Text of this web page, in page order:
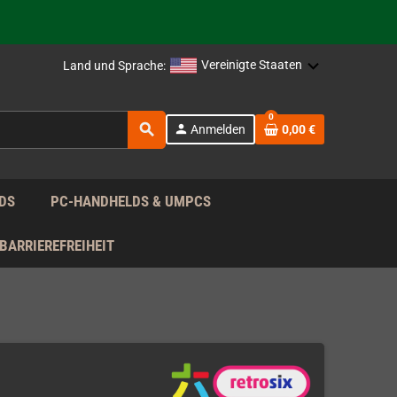
Land und Sprache: Vereinigte Staaten
search person Anmelden
0
0,00 €
PC-HANDHELDS & UMPCS
BARRIEREFREIHEIT